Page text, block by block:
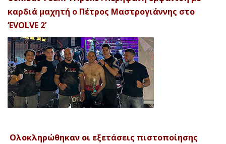
καρδιά μαχητή ο Πέτρος Μαστρογιάννης στο
‘EVOLVE 2’
Ολοκληρώθηκαν οι εξετάσεις πιστοποίησης